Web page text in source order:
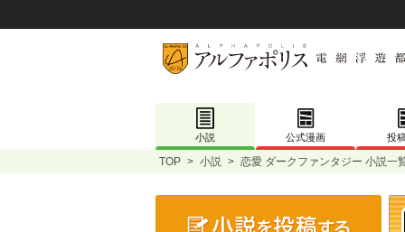
小説 公式漫画 投
TOP > 小説 > 恋愛 ダークファンタジー 小説一